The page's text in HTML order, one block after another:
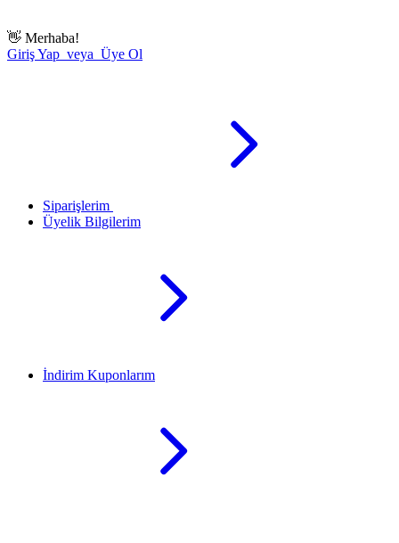
👋 Merhaba!
Giriş Yap veya Üye Ol
Siparişlerim
Üyelik Bilgilerim
İndirim Kuponlarım